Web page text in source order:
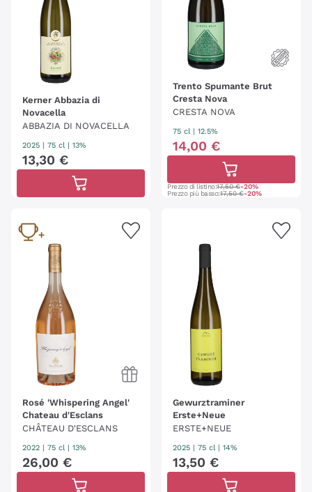
Kerner Abbazia di
Novacella
ABBAZIA DI NOVACELLA
2025 75 cl | 13%
13,30 €
Trento Spumante Brut
Cresta Nova
CRESTA NOVA
75 cl | 12.5%
14,00 €
Prezzo di listino:17,50 €-20%
Prezzo più basso:17,50 €-20%
Rosé 'Whispering Angel'
Chateau d'Esclans
CHÂTEAU D'ESCLANS
2022 75 cl | 13%
26,00 €
Gewurztraminer
Erste+Neue
ERSTE+NEUE
2025 75 cl | 14%
13,50 €